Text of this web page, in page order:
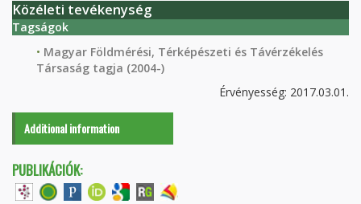
Közéleti tevékenység
Tagságok
Magyar Földmérési, Térképészeti és Távérzékelés
Társaság tagja (2004-)
Érvényesség: 2017.03.01.
Additional information
PUBLIKÁCIÓK: